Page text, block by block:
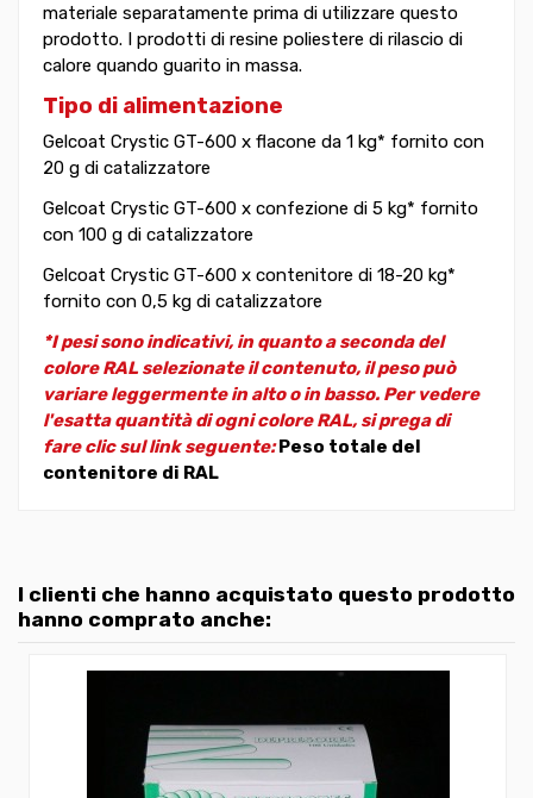
materiale separatamente prima di utilizzare questo
prodotto. I prodotti di resine poliestere di rilascio di
calore quando guarito in massa.
Tipo di alimentazione
Gelcoat Crystic GT-600 x flacone da 1 kg* fornito con
20 g di catalizzatore
Gelcoat Crystic GT-600 x confezione di 5 kg* fornito
con 100 g di catalizzatore
Gelcoat Crystic GT-600 x contenitore di 18-20 kg*
fornito con 0,5 kg di catalizzatore
*I pesi sono indicativi, in quanto a seconda del
colore RAL selezionate il contenuto, il peso può
variare leggermente in alto o in basso. Per vedere
l'esatta quantità di ogni colore RAL, si prega di
fare clic sul link seguente:Peso totale del
contenitore di RAL
I clienti che hanno acquistato questo prodotto
hanno comprato anche: